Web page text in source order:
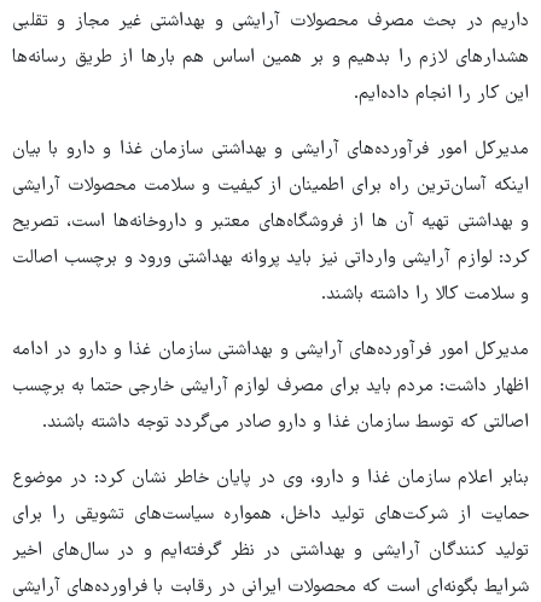
داریم در بحث مصرف محصولات آرایشی و بهداشتی غیر مجاز و تقلبی
هشدارهای لازم را بدهیم و بر همین اساس هم بارها از طریق رسانه‌ها
این کار را انجام داده‌ایم.
مدیرکل امور فرآورده‌های آرایشی و بهداشتی سازمان غذا و دارو با بیان
اینکه آسان‌ترین راه برای اطمینان از کیفیت و سلامت محصولات آرایشی
و بهداشتی تهیه آن ها از فروشگاه‌های معتبر و داروخانه‌ها است، تصریح
کرد: لوازم آرایشی وارداتی نیز باید پروانه بهداشتی ورود و برچسب اصالت
و سلامت کالا را داشته باشند.
مدیرکل امور فرآورده‌های آرایشی و بهداشتی سازمان غذا و دارو در ادامه
اظهار داشت: مردم باید برای مصرف لوازم آرایشی خارجی حتما به برچسب
اصالتی که توسط سازمان غذا و دارو صادر می‌گردد توجه داشته باشند.
بنابر اعلام سازمان غذا و دارو، وی در پایان خاطر نشان کرد: در موضوع
حمایت از شرکت‌های تولید داخل، همواره سیاست‌های تشویقی را برای
تولید کنندگان آرایشی و بهداشتی در نظر گرفته‌ایم و در سال‌های اخیر
شرایط بگونه‌ای است که محصولات ایرانی در رقابت با فراورده‌های آرایشی